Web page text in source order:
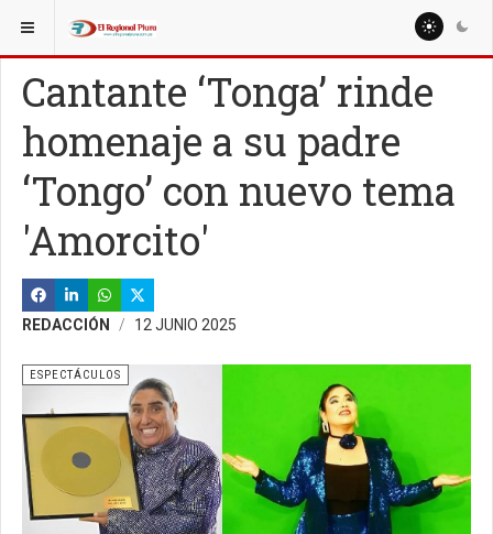
ESTÁ AQUÍ: ESPECIALES
Cantante ‘Tonga’ rinde
homenaje a su padre
‘Tongo’ con nuevo tema
'Amorcito'
REDACCIÓN 12 JUNIO 2025
ESPECTÁCULOS